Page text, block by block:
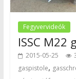
Fegyvervideók
ISSC M22
2015-05-25
gaspistole,